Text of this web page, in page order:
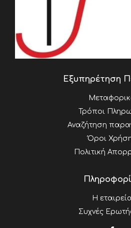
Εξυπηρέτηση
Τρόποι
Αναζήτηση
Όροι
Πολιτική
Η
Συχνές